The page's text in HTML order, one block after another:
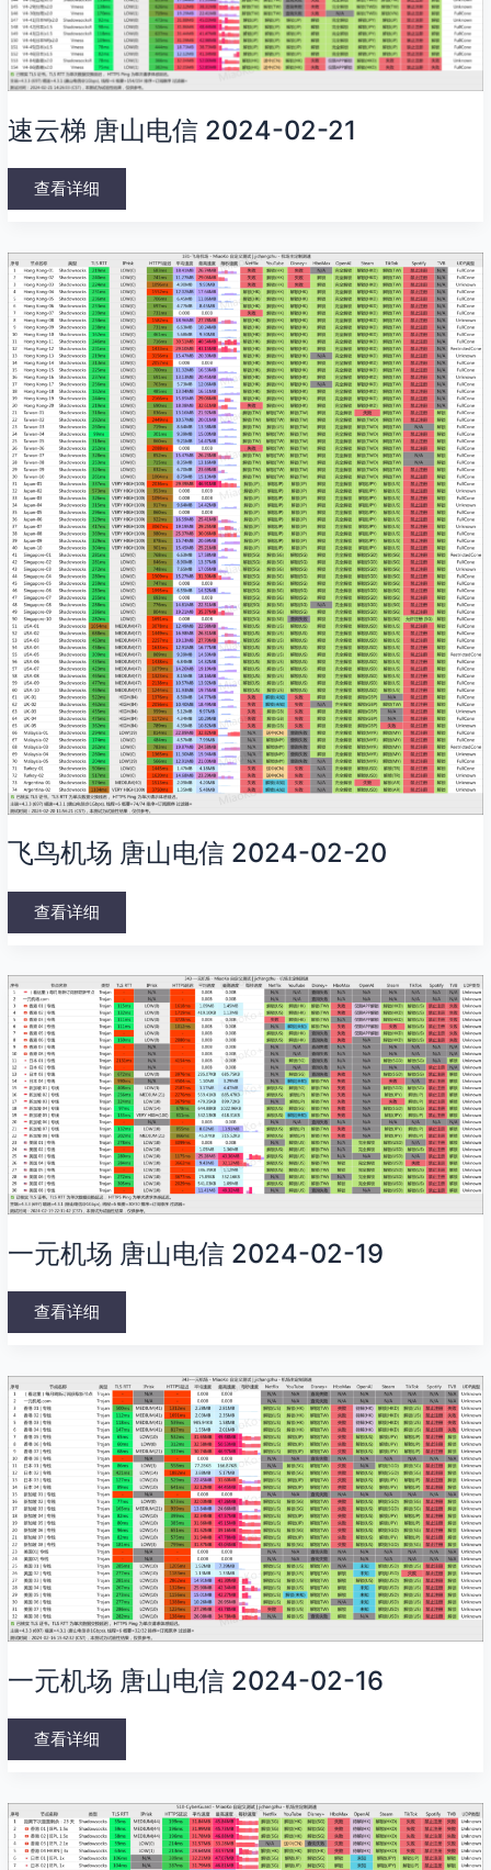
速云梯 唐山电信 2024-02-21
查看详细
飞鸟机场 唐山电信 2024-02-20
飞
鸟
机
场
唐
山
电
信
2024-
02-
20
查看详细
一元机场 唐山电信 2024-02-19
一
元
机
场
唐
山
电
信
2024-
02-
19
查看详细
一元机场 唐山电信 2024-02-16
一
元
机
场
唐
山
电
信
2024-
02-
16
查看详细
CyberGuard
机
场
唐